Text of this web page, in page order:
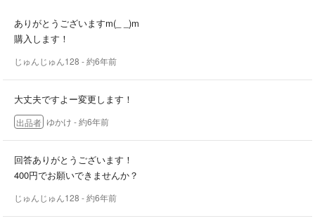
ありがとうございますm(_ _)m
購入します！
じゅんじゅん128 - 約6年前
大丈夫ですよー変更します！
出品者 ゆかけ - 約6年前
回答ありがとうございます！
400円でお願いできませんか？
じゅんじゅん128 - 約6年前